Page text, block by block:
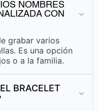
NOMBRES
CON
grabar varios
Es una opción
o a la familia.
BRACELET